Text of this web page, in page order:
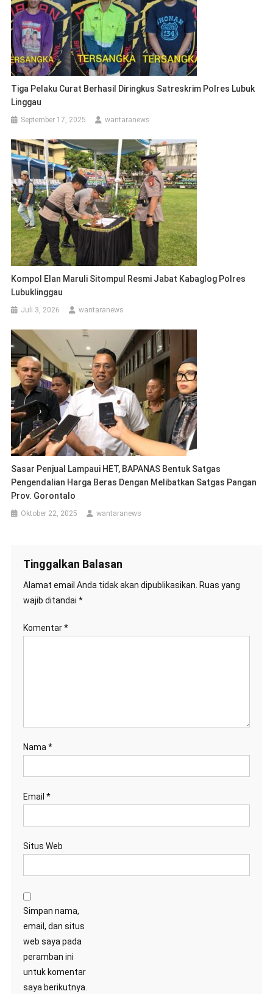
Tiga Pelaku Curat Berhasil Diringkus Satreskrim Polres Lubuk
Linggau
September 17, 2025 wantaranews
Kompol Elan Maruli Sitompul Resmi Jabat Kabaglog Polres
Lubuklinggau
Juli 3, 2026 wantaranews
Sasar Penjual Lampaui HET, BAPANAS Bentuk Satgas
Pengendalian Harga Beras Dengan Melibatkan Satgas Pangan
Prov. Gorontalo
Oktober 22, 2025 wantaranews
Tinggalkan Balasan
Alamat email Anda tidak akan dipublikasikan. Ruas yang
wajib ditandai *
Komentar*
Nama*
Email *
Situs Web
Simpan nama,
email, dan situs
web saya pada
peramban ini
untuk komentar
saya berikutnya.